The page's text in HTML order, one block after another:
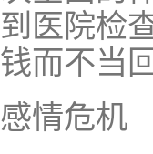
到医院检
钱而不当
感情危机